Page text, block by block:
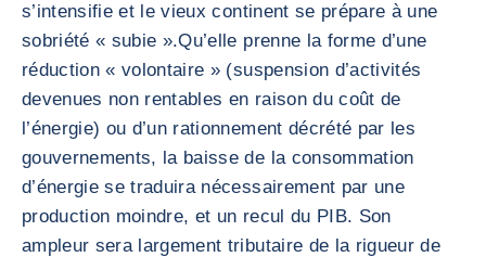
s’intensifie et le vieux continent se prépare à une
sobriété « subie ».Qu’elle prenne la forme d’une
réduction « volontaire » (suspension d’activités
devenues non rentables en raison du coût de
l’énergie) ou d’un rationnement décrété par les
gouvernements, la baisse de la consommation
d’énergie se traduira nécessairement par une
production moindre, et un recul du PIB. Son
ampleur sera largement tributaire de la rigueur de